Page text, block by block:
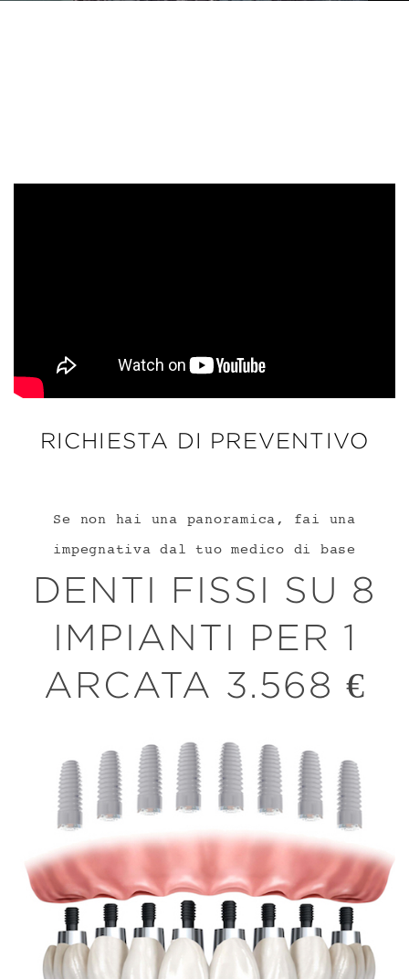
RICHIESTA DI PREVENTIVO
Se non hai una panoramica, fai una
impegnativa dal tuo medico di base
DENTI FISSI SU 8
IMPIANTI PER 1
ARCATA 3.568 €